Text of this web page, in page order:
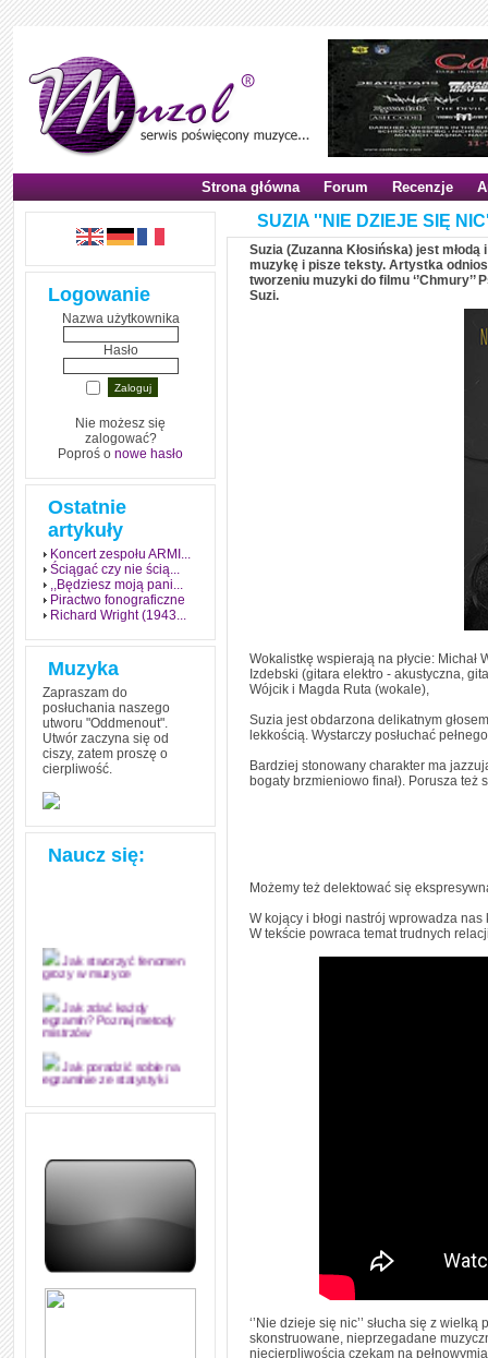
Strona główna Forum Recenzje
Logowanie
Nazwa użytkownika
Hasło
Nie możesz się
zalogować?
Poproś o nowe hasło
Ostatnie
artykuły
Koncert zespołu ARMI...
Ściągać czy nie ścią...
,,Będziesz moją pani...
Piractwo fonograficzne
Richard Wright (1943...
Muzyka
Zapraszam do
posłuchania naszego
utworu "Oddmenout".
Utwór zaczyna się od
ciszy, zatem proszę o
cierpliwość.
Naucz się:
Jak stworzyć fenomen
grozy w muzyce
Jak zdać każdy
egzamin? Poznaj metody
mistrzów
Jak poradzić sobie na
egzaminie ze statystyki
Jak napisać
dyplomową i ją z sukcesem
kółko tych samych błędów w
W jaki sposób 1000
pozwoli Ci opanować język
angielski i sprawną
SUZIA ''NIE DZIEJE SIĘ
Suzia (Zuzanna Kłosińska) jest
muzykę i pisze teksty. Artystka
tworzeniu muzyki do filmu
Suzi.
Wokalistkę wspierają na płycie:
Izdebski (gitara elektro - akustyczna,
Wójcik i Magda Ruta (wokale),
Suzia jest obdarzona delikatnym
lekkością. Wystarczy posłuchać
Bardziej stonowany charakter ma
bogaty brzmieniowo finał). Porusza też
Możemy też delektować się
W kojący i błogi nastrój wprowadza nas
W tekście powraca temat trudnych
‘’Nie dzieje się nic’’ słucha się z
skonstruowane, nieprzegadane
niecierpliwością czekam na